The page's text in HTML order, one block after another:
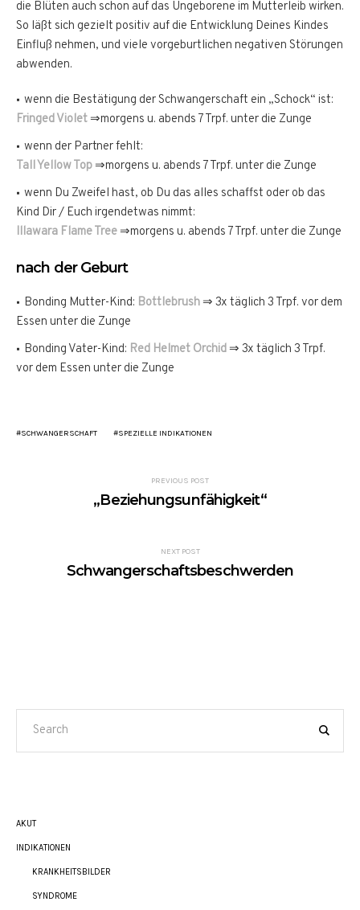
die Blüten auch schon auf das Ungeborene im Mutterleib wirken.
So läßt sich gezielt positiv auf die Entwicklung Deines Kindes
Einfluß nehmen, und viele vorgeburtlichen negativen Störungen
abwenden.
wenn die Bestätigung der Schwangerschaft ein „Schock“ ist:
Fringed Violet⇒morgens u. abends 7 Trpf. unter die Zunge
wenn der Partner fehlt:
Tall Yellow Top⇒morgens u. abends 7 Trpf. unter die Zunge
wenn Du Zweifel hast, ob Du das alles schaffst oder ob das
Kind Dir / Euch irgendetwas nimmt:
Illawara Flame Tree⇒morgens u. abends 7 Trpf. unter die Zunge
nach der Geburt
Bonding Mutter-Kind: Bottlebrush⇒ 3x täglich 3 Trpf. vor dem
Essen unter die Zunge
Bonding Vater-Kind: Red Helmet Orchid⇒ 3x täglich 3 Trpf.
vor dem Essen unter die Zunge
SCHWANGERSCHAFT SPEZIELLE INDIKATIONEN
PREVIOUS POST
„Beziehungsunfähigkeit“
NEXT POST
Schwangerschaftsbeschwerden
AKUT
INDIKATIONEN
KRANKHEITSBILDER
SYNDROME